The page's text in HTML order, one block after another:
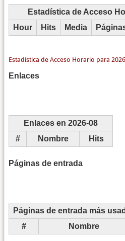
Estadística de Acceso
Hour
Hits Media
Enlaces
Enlaces en 2026-08
#
Nombre Hits
Páginas de entrada
Páginas de entrada más
#
Nombre